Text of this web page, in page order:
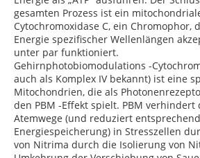
gesamten Prozess ist ein
Cytochromoxidase C, ein Chromophor,
Energie spezifischer Wellenlängen
unter par funktioniert.
Gehirnphotobiomodulations -
auch als Komplex IV bekannt) ist eine
Mitochondrien, die als
den PBM -Effekt spielt. PBM
Atemwege (und reduziert
Energiespeicherung) in Stresszellen
von Nitrima durch die Isolierung von